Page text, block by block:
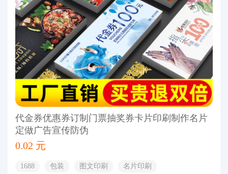
代金券优惠券订制门票抽奖券卡片印刷制作名片
定做广告宣传防伪
0.02 元
1688 包装 图文印刷
名片印刷